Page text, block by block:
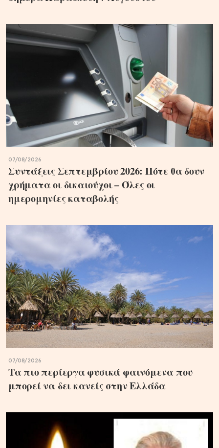
07/08/2026
Συντάξεις Σεπτεμβρίου 2026: Πότε θα δουν
χρήματα οι δικαιούχοι – Όλες οι
ημερομηνίες καταβολής
07/08/2026
Τα πιο περίεργα φυσικά φαινόμενα που
μπορεί να δει κανείς στην Ελλάδα